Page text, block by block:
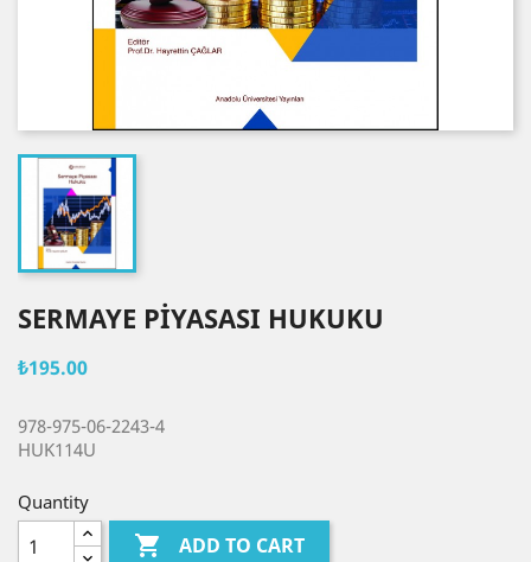
SERMAYE PİYASASI HUKUKU
₺195.00
978-975-06-2243-4
HUK114U
Quantity
 ADD TO CART